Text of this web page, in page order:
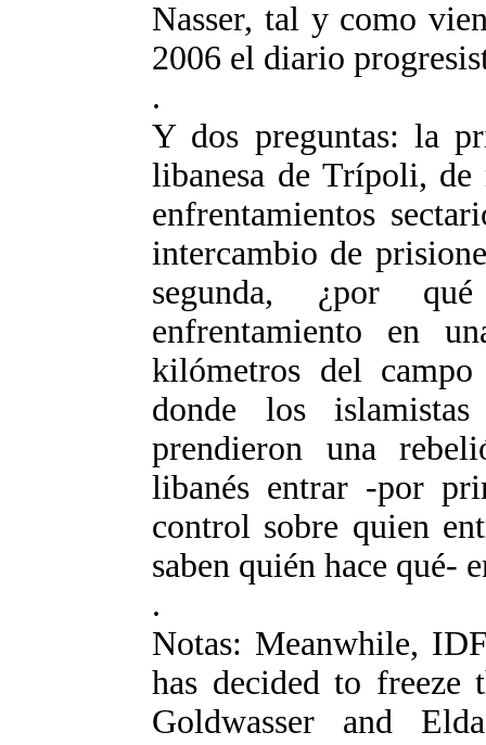
Nasser, tal y como
2006 el diario
.
Y dos preguntas: la
libanesa de Trípoli, de
enfrentamientos
intercambio de
segunda, ¿por
enfrentamiento en
kilómetros del
donde los
prendieron una
libanés entrar -por
control sobre quien
saben quién hace qué-
.
Notas: Meanwhile,
has decided to freeze
Goldwasser and